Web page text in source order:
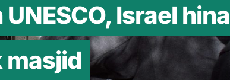
Israel hina
masjid